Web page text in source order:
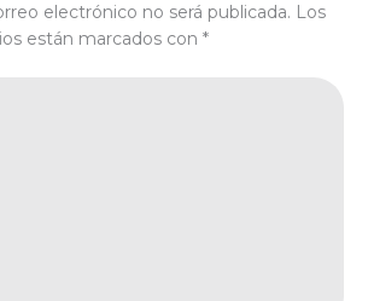
electrónico no será publicada. Los
están marcados con *